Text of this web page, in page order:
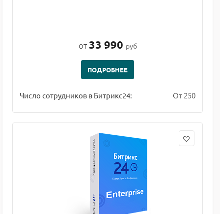
от33 990 руб
ПОДРОБНЕЕ
Число сотрудников в Битрикс24: От 250